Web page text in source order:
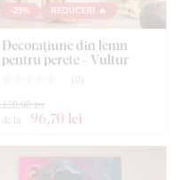
-25% REDUCERI 🔥
Decorațiune din lemn
pentru perete - Vultur
( 0)
de la 96,70 lei
128,90 lei